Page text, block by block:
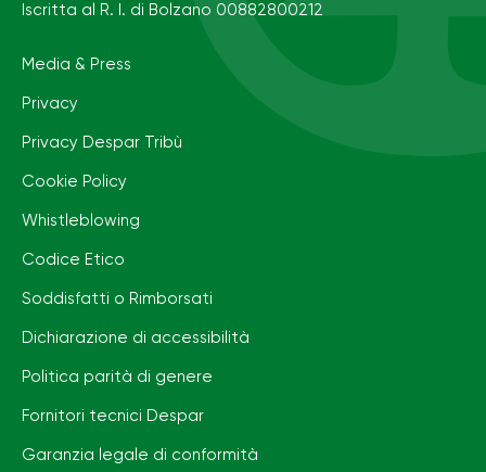
Iscritta al R. I. di Bolzano 00882800212
Media & Press
Privacy
Privacy Despar Tribù
Cookie Policy
Whistleblowing
Codice Etico
Soddisfatti o Rimborsati
Dichiarazione di accessibilità
Politica parità di genere
Fornitori tecnici Despar
Garanzia legale di conformità